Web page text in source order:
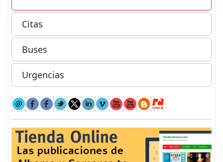
Citas
Buses
Urgencias